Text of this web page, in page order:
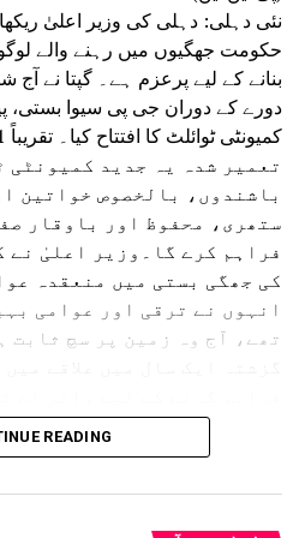
نئی دہلی: دہلی کی وزیر اعلیٰ
حکومت جھگیوں میں رہنے والے
بنانے کے لیے پرعزم ہے۔ گپتا نے آج
دورے کے دوران جی پی سیوا بستی،
تعمیر شدہ یہ جدید کمیونٹی
باشندوں، بالخصوص خواتین
ستھری، محفوظ اور باوقار
فراہم کرے گا۔وزیر اعلیٰ نے
کی جھگی بستی میں منعقدہ
انہوں نے ترقی اور عوامی
تھے، آج وہ زمین پر سچ ثابت
سستا اور تغذیہ بخش کھانا
کینٹین، پانی کی نئی پائپ
READING